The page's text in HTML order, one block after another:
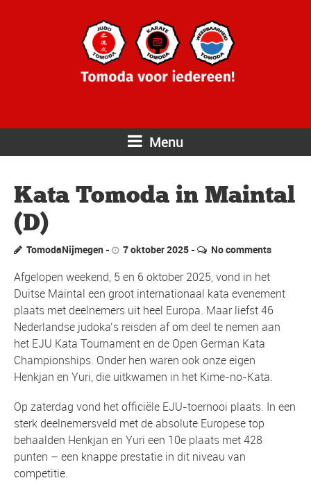
Menu
Kata Tomoda in Maintal
(D)
TomodaNijmegen 7 oktober 2025 No comments
Afgelopen weekend, 5 en 6 oktober 2025, vond in het
Duitse Maintal een groot internationaal kata evenement
plaats met deelnemers uit heel Europa. Maar liefst 46
Nederlandse judoka’s reisden af om deel te nemen aan
het EJU Kata Tournament en de Open German Kata
Championships. Onder hen waren ook onze eigen
Henkjan en Yuri, die uitkwamen in het Kime-no-Kata.
Op zaterdag vond het officiële EJU-toernooi plaats. In een
sterk deelnemersveld met de absolute Europese top
behaalden Henkjan en Yuri een 10e plaats met 428
punten – een knappe prestatie in dit niveau van
competitie.